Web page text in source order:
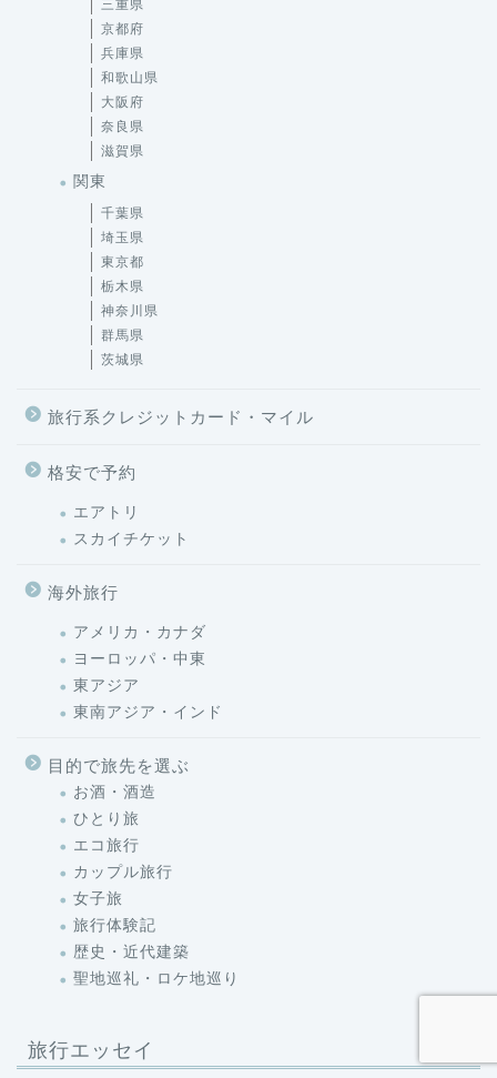
三重県
京都府
兵庫県
和歌山県
大阪府
奈良県
滋賀県
関東
千葉県
埼玉県
東京都
栃木県
神奈川県
群馬県
茨城県
旅行系クレジットカード・マイル
格安で予約
エアトリ
スカイチケット
海外旅行
アメリカ・カナダ
ヨーロッパ・中東
東アジア
東南アジア・インド
目的で旅先を選ぶ
お酒・酒造
ひとり旅
エコ旅行
カップル旅行
女子旅
旅行体験記
歴史・近代建築
聖地巡礼・ロケ地巡り
旅行エッセイ